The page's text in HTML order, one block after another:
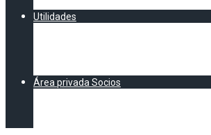
Utilidades
Área privada Socios